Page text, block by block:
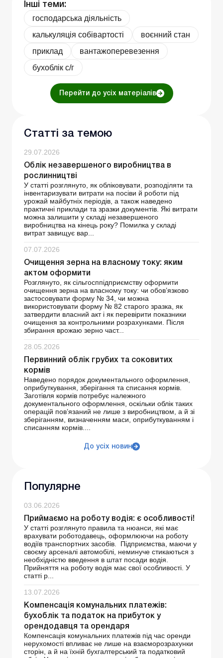
Інші теми:
господарська діяльність
калькуляція собівартості
воєнний стан
приклад
вантажоперевезення
бухоблік с/г
Перейти до усіх матеріалів
Статті за темою
29.07.2026
Облік незавершеного виробництва в
рослинництві
У статті розглянуто, як обліковувати, розподіляти та
інвентаризувати витрати на посіви й роботи під
урожай майбутніх періодів, а також наведено
практичні приклади та зразки документів. Які витрати
можна залишити у складі незавершеного
виробництва на кінець року? Помилка у складі
витрат завищує вар...
07.07.2026
Очищення зерна на власному току: яким
актом оформити
Розглянуто, як сільгосппідприємству оформити
очищення зерна на власному току: чи обов’язково
застосовувати форму № 34, чи можна
використовувати форму № 82 старого зразка, як
затвердити власний акт і як перевірити показники
очищення за контрольними розрахунками. Після
збирання врожаю зерно част...
28.05.2026
Первинний облік грубих та соковитих
кормів
Наведено порядок документального оформлення,
оприбуткування, зберігання та списання кормів.
Заготівля кормів потребує належного
документального оформлення, оскільки облік таких
операцій пов’язаний не лише з виробництвом, а й зі
зберіганням, визначенням маси, оприбуткуванням і
списанням кормів....
До усіх новин
Популярне
03.06.2026
Приймаємо на роботу водія: є особливості!
У статті розглянуто правила та нюанси, які має
врахувати роботодавець, оформлюючи на роботу
водіїв транспортних засобів. Підприємства, маючи у
своєму арсеналі автомобілі, неминуче стикаються з
необхідністю введення в штат посади водія.
Прийняття на роботу водія має свої особливості. У
статті р...
13.07.2026
Компенсація комунальних платежів:
бухоблік та податок на прибуток у
орендодавця та орендаря
Компенсація комунальних платежів під час оренди
нерухомості впливає не лише на взаєморозрахунки
сторін, а й на їхній бухгалтерський та податковий